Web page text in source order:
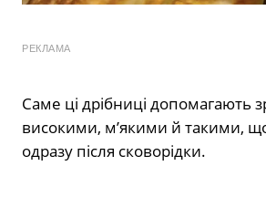
РЕКЛАМА
Саме ці дрібниці допомагають
високими, м’якими й такими,
одразу після сковорідки.